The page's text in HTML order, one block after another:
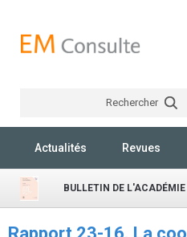
Rechercher
Actualités Revues
BULLETIN DE